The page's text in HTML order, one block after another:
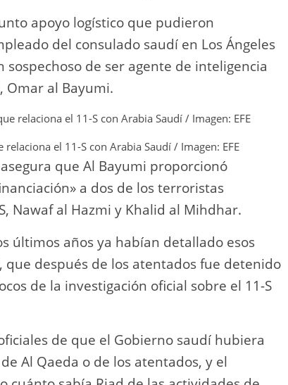
apoyo logístico que pudieron
del consulado saudí en Los Ángeles
de ser agente de inteligencia
Omar al Bayumi.
el 11-S con Arabia Saudí / Imagen: EFE
que Al Bayumi proporcionó
a dos de los terroristas
Nawaf al Hazmi y Khalid al Mihdhar.
últimos años ya habían detallado esos
que después de los atentados fue detenido
de la investigación oficial sobre el 11-S
de que el Gobierno saudí hubiera
Al Qaeda o de los atentados, y el